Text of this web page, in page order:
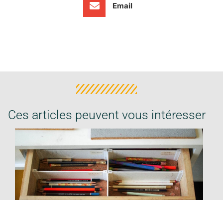
Email
Ces articles peuvent vous intéresser